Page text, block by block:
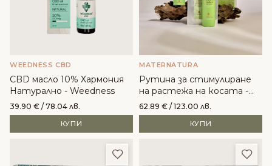
WEEDNESS CBD
CBD масло 10% Хармония
Натурално - Weedness
39.90 € / 78.04 лв.
КУПИ
MATERNATURA
Рутина за стимулиране
на растежа на косата -
MaterNatura
62.89 € / 123.00 лв.
КУПИ
Добави в любими